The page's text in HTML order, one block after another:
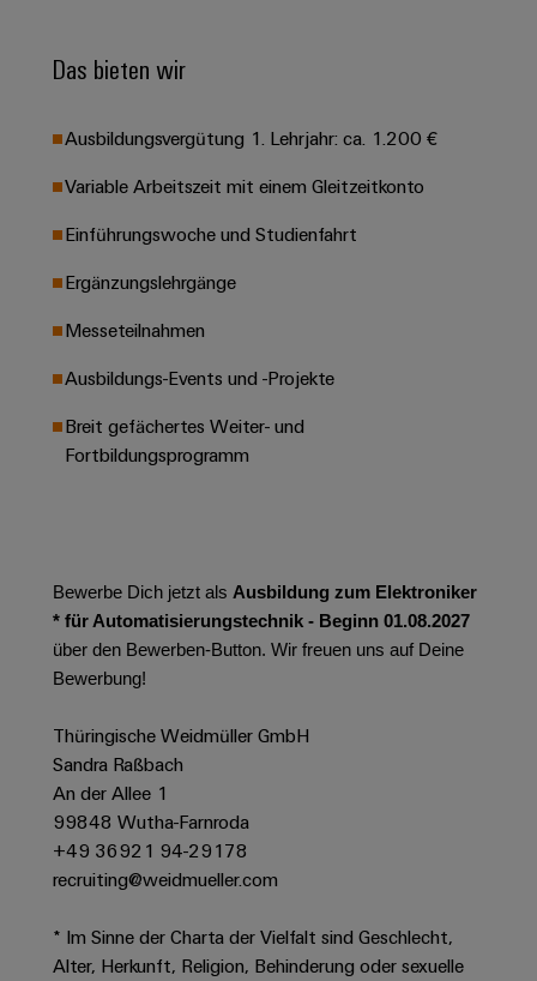
Lösungen
Mobilitat
Bahnverkehr
Schiffbau
Umfassende
Verbindungslösungen
die
maritime
Industrie
Wasseraufbereitung
&
Abwasseraufbereitung
und
Abwasserindustrie
Wasserstoff
Wasserstoff
Schlüsseltechnologie
für
Energiewende
Windenergie
Effizienter
Windparks
Connector
Original
Equipment
(OEM)
Cloud-
Industrial
Service
easyConnect
Werkstatt
&
Werkzeuge
Markierer
Industriedrucker
Cabinet
Infrastructure
Assemblierungsservice
Bestückte
Klemmenleisten
Das bieten wir
Ausbildungsvergütung 1. Lehrjahr: ca. 1.200 €
Variable Arbeitszeit mit einem Gleitzeitkonto
Einführungswoche und Studienfahrt
Ergänzungslehrgänge
Messeteilnahmen
Ausbildungs-Events und -Projekte
Breit gefächertes Weiter- und
Fortbildungsprogramm
Bewerbe Dich jetzt als Ausbildung zum Elektroniker
* für Automatisierungstechnik - Beginn 01.08.2027
über den Bewerben-Button. Wir freuen uns auf Deine
Bewerbung!
Thüringische Weidmüller GmbH
Sandra Raßbach
An der Allee 1
99848 Wutha-Farnroda
+49 36921 94-29178
recruiting@weidmueller.com
* Im Sinne der Charta der Vielfalt sind Geschlecht,
Alter, Herkunft, Religion, Behinderung oder sexuelle